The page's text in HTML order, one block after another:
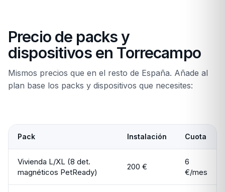
Precio de packs y
dispositivos en Torrecampo
Mismos precios que en el resto de España. Añade al
plan base los packs y dispositivos que necesites:
Pack Instalación Cuota
Vivienda L/XL (8 det.
magnéticos PetReady)
200 €
6
€/mes